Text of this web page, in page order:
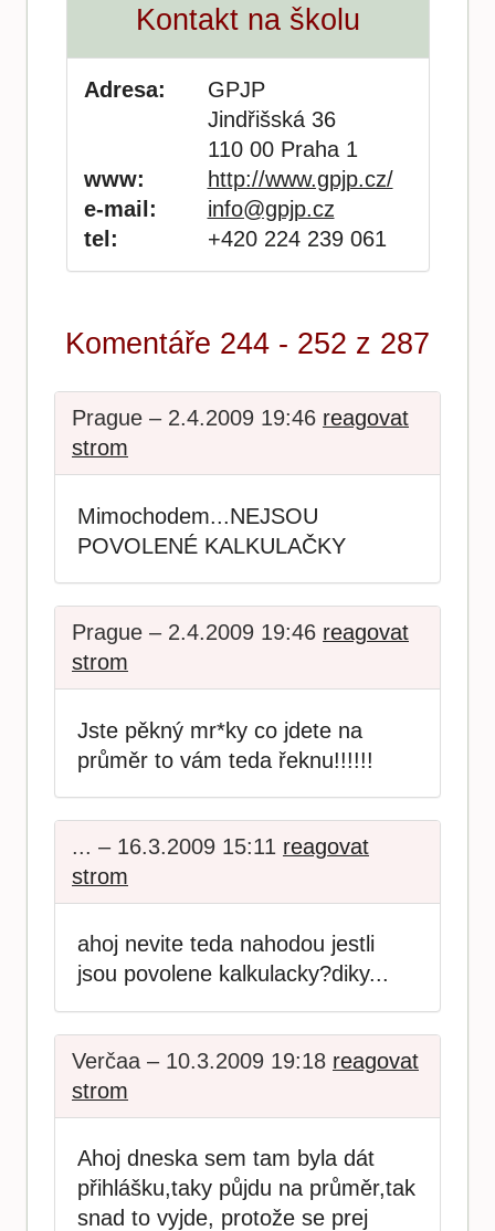
Kontakt na školu
Adresa:
GPJP
Jindřišská 36
110 00 Praha 1
www:
http://www.gpjp.cz/
e-mail:
info@gpjp.cz
tel:
+420 224 239 061
Komentáře 244 - 252 z 287
Prague – 2.4.2009 19:46 reagovat
strom
Mimochodem...NEJSOU
POVOLENÉ KALKULAČKY
Prague – 2.4.2009 19:46 reagovat
strom
Jste pěkný mr*ky co jdete na
průměr to vám teda řeknu!!!!!!
... – 16.3.2009 15:11 reagovat
strom
ahoj nevite teda nahodou jestli
jsou povolene kalkulacky?diky...
Verčaa – 10.3.2009 19:18 reagovat
strom
Ahoj dneska sem tam byla dát
přihlášku,taky půjdu na průměr,tak
snad to vyjde, protože se prej